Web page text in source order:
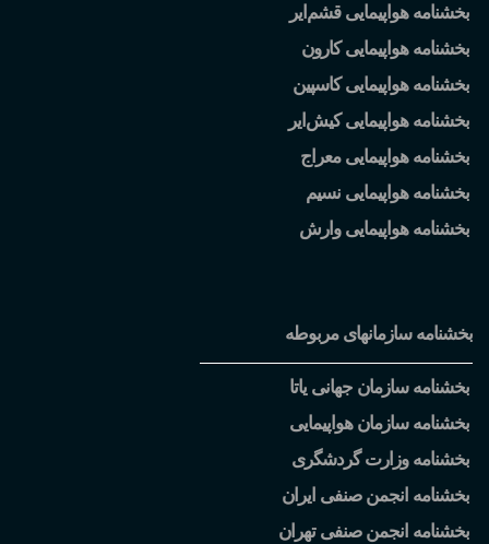
بخشنامه هواپیمایی قشم ایر
بخشنامه هواپیمایی کارون
بخشنامه هواپیمایی کاسپین
بخشنامه هواپیمایی کیش ایر
بخشنامه هواپیمایی معراج
بخشنامه هواپیمایی نسیم
بخشنامه هواپیمایی وارش
بخشنامه سازمانهای مربوطه
بخشنامه سازمان جهانی یاتا
بخشنامه سازمان هواپیمایی
بخشنامه وزارت گردشگری
بخشنامه انجمن صنفی ایران
بخشنامه انجمن صنفی تهران